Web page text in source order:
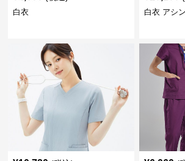
白衣 白衣 アシ